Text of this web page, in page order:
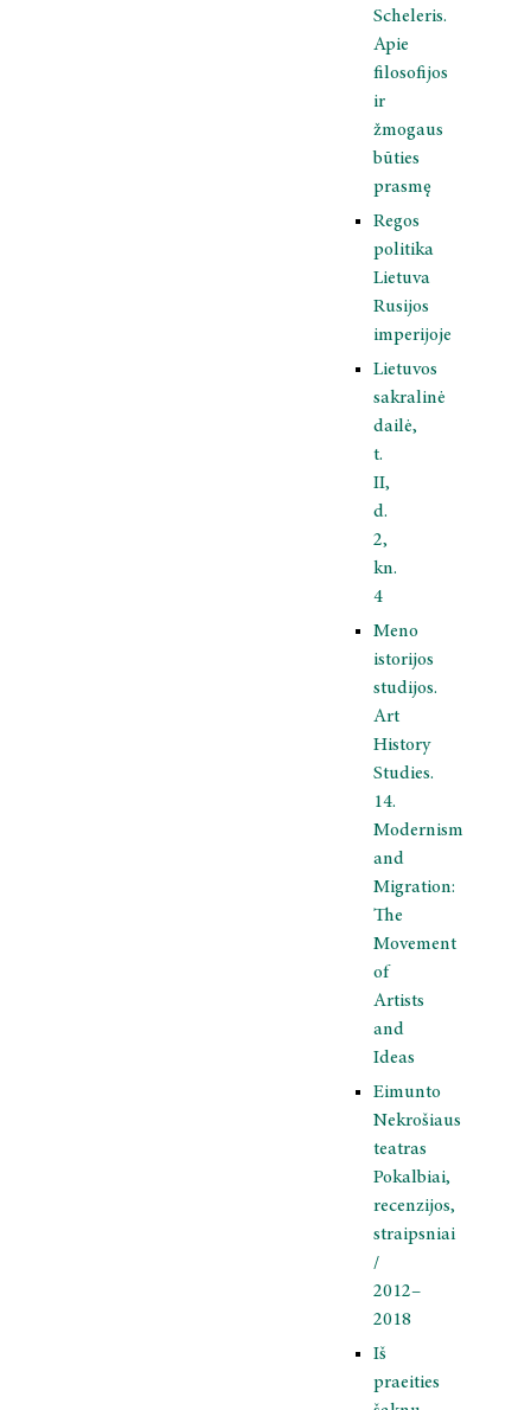
Scheleris.
Apie
filosofijos
ir
žmogaus
būties
prasmę
Regos
politika
Lietuva
Rusijos
imperijoje
Lietuvos
sakralinė
dailė,
t.
II,
d.
2,
kn.
4
Meno
istorijos
studijos.
Art
History
Studies.
14.
Modernism
and
Migration:
The
Movement
of
Artists
and
Ideas
Eimunto
Nekrošiaus
teatras
Pokalbiai,
recenzijos,
straipsniai
/
2012–
2018
Iš
praeities